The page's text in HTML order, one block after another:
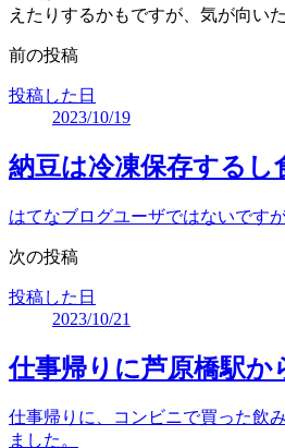
えたりするかもですが、気が向い
前の投稿
投稿した日
2023/10/19
納豆は冷凍保存する
はてなブログユーザではないです
次の投稿
投稿した日
2023/10/21
仕事帰りに芦原橋駅か
仕事帰りに、コンビニで買った飲
ました。